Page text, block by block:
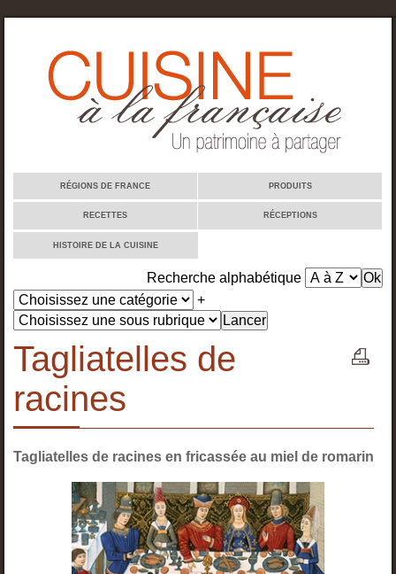
RÉGIONS DE FRANCE PRODUITS
RECETTES RÉCEPTIONS
HISTOIRE DE LA CUISINE
Recherche alphabétique
+
Tagliatelles de
racines
Tagliatelles de racines en fricassée au miel de romarin